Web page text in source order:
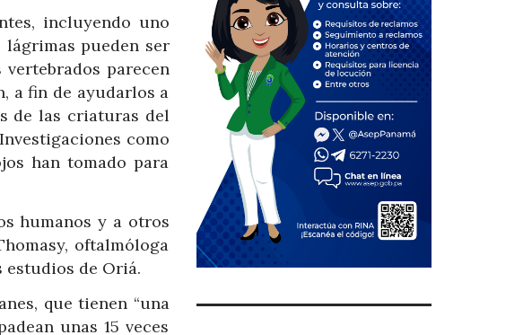
incluyendo uno
pueden ser
parecen
a fin de ayudarlos a
de las criaturas del
como
han tomado para
humanos y a otros
oftalmóloga
estudios de Oriá.
que tienen “una
unas 15 veces